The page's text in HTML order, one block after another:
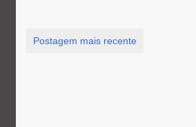
Postagem mais recente